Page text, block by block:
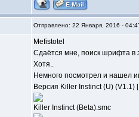
Отправлено: 22 Января, 2016 -
Mefistotel
Сдаётся мне, поиск шрифта в
Хотя..
Немного посмотрел и нашел
Версия Killer Instinct (U) (V1.1)
Killer Instinct (Beta).smc